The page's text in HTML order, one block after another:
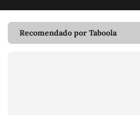
Recomendado por Taboola